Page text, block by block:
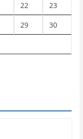
22 23
29 30